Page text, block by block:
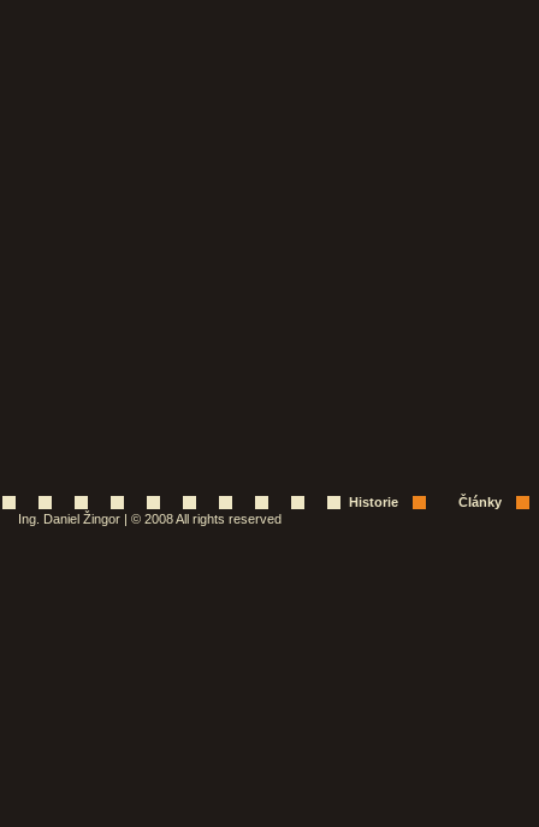
Historie
Články
Ing. Daniel Žingor | © 2008 All rights reserved